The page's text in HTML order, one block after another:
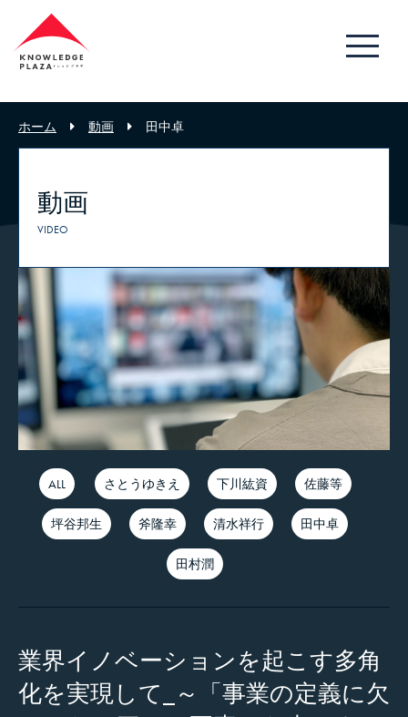
ホーム 動画 田中卓
動画
VIDEO
ALL さとうゆきえ 下川紘資 佐藤等
坪谷邦生 斧隆幸 清水祥行 田中卓
田村潤
業界イノベーションを起こす多角
化を実現して_～「事業の定義に欠